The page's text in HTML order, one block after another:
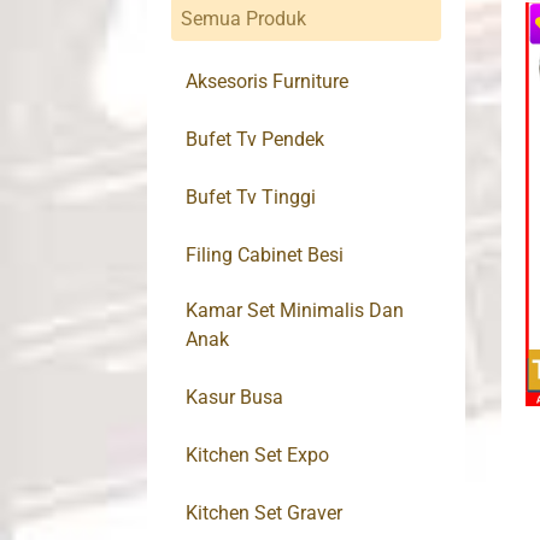
Semua Produk
Aksesoris Furniture
Bufet Tv Pendek
Bufet Tv Tinggi
Filing Cabinet Besi
Kamar Set Minimalis Dan
Anak
Kasur Busa
Kitchen Set Expo
Kitchen Set Graver